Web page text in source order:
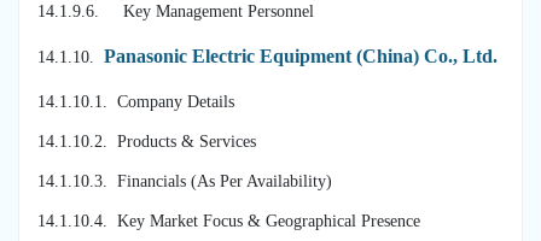
14.1.9.6. Key Management Personnel
14.1.10. Panasonic Electric Equipment (China) Co., Ltd.
14.1.10.1. Company Details
14.1.10.2. Products & Services
14.1.10.3. Financials (As Per Availability)
14.1.10.4. Key Market Focus & Geographical Presence